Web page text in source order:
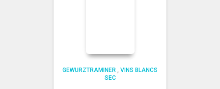
GEWURZTRAMINER , VINS BLANCS
SEC